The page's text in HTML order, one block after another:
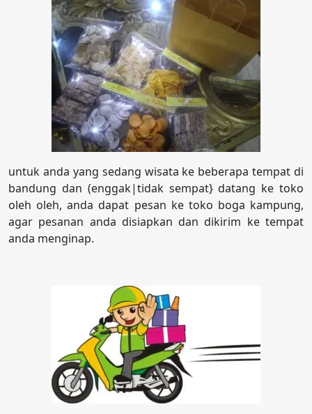
untuk anda yang sedang wisata ke beberapa tempat di
bandung dan (enggak|tidak sempat} datang ke toko
oleh oleh, anda dapat pesan ke toko boga kampung,
agar pesanan anda disiapkan dan dikirim ke tempat
anda menginap.